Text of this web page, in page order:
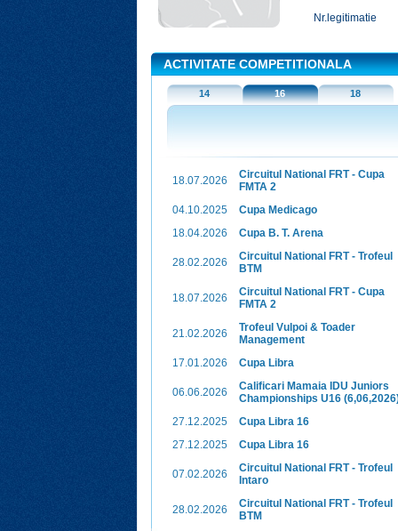
Nr.legitimatie
ACTIVITATE COMPETITIONALA
14 16 18
18.07.2026
Circuitul National FRT - Cupa
FMTA 2
04.10.2025
Cupa Medicago
18.04.2026
Cupa B. T. Arena
28.02.2026
Circuitul National FRT - Trofeul
BTM
18.07.2026
Circuitul National FRT - Cupa
FMTA 2
21.02.2026
Trofeul Vulpoi & Toader
Management
17.01.2026
Cupa Libra
06.06.2026
Calificari Mamaia IDU Juniors
Championships U16
27.12.2025
Cupa Libra 16
27.12.2025
Cupa Libra 16
07.02.2026
Circuitul National FRT - Trofeul
Intaro
28.02.2026
Circuitul National FRT - Trofeul
BTM